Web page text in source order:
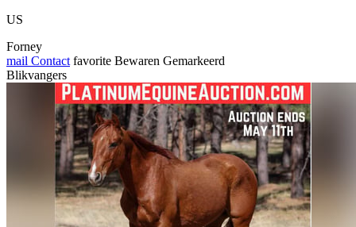
US
Forney
mail Contact favorite Bewaren Gemarkeerd
Blikvangers